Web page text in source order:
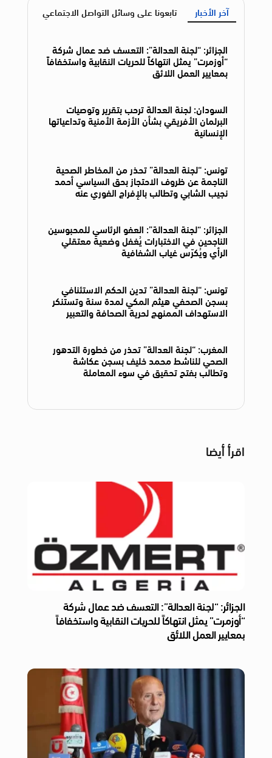
آخر الأخبار تابعونا على وسائل التواصل الاجتماعي
الجزائر: “لجنة العدالة”: التعسف ضد عمال شركة
“أوزمرت” يمثل انتهاكاً للحريات النقابية واستخفافاً
بمعايير العمل اللائق
السودان: لجنة العدالة ترحب بتقرير وتوصيات
البرلمان الأفريقي بشأن الأزمة الأمنية وتداعياتها
الإنسانية
تونس: “لجنة العدالة” تحذر من المخاطر الصحية
الناجمة عن ظروف الاحتجاز بحق السياسي أحمد
نجيب الشابي وتطالب بالإفراج الفوري عنه
الجزائر: “لجنة العدالة”: العفو الرئاسي للمحبوسين
الناجحين في الاختبارات يُغفل وضعية معتقلي
الرأي ويُكرّس غياب الشفافية
تونس: “لجنة العدالة” تدين الحكم الاستئنافي
بسجن الصحفي هيثم المكي لمدة سنة وتستنكر
الاستهداف الممنهج لحرية الصحافة والتعبير
المغرب: “لجنة العدالة” تحذر من خطورة التدهور
الصحي للناشط محمد خليف بسجن عكاشة
وتطالب بفتح تحقيق في سوء المعاملة
اقرأ أيضا
الجزائر: “لجنة العدالة”: التعسف ضد عمال شركة
“أوزمرت” يمثل انتهاكاً للحريات النقابية واستخفافاً
بمعايير العمل اللائق